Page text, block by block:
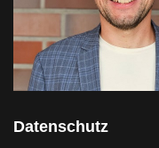
Datenschutz